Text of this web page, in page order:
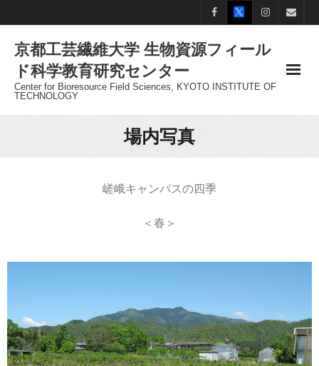
to
content
京都工芸繊維大学 生物資源フィール
ド科学教育研究センター
Center for Bioresource Field Sciences, KYOTO INSTITUTE OF
TECHNOLOGY
場内写真
嵯峨キャンパスの四季
＜春＞